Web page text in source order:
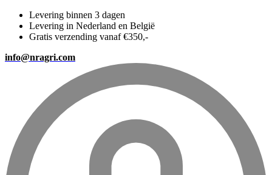
Levering binnen 3 dagen
Levering in Nederland en België
Gratis verzending vanaf €350,-
info@nragri.com